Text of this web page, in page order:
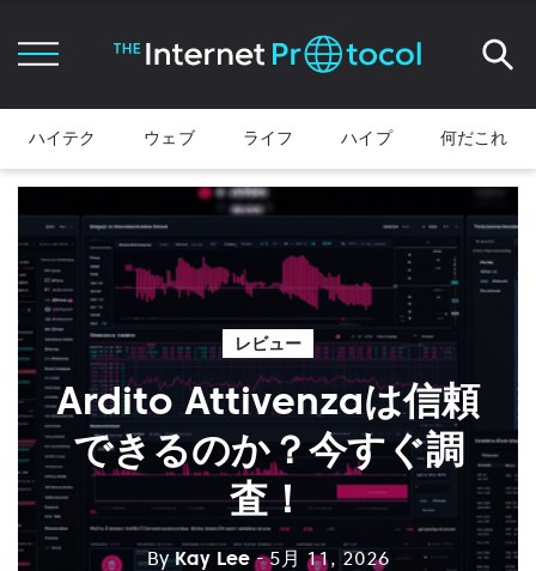
ハイテク ウェブ ライフ ハイプ 何だこれ
レビュー
Ardito Attivenzaは信頼
できるのか？今すぐ調
査！
ByKay Lee - 5月 11, 2026